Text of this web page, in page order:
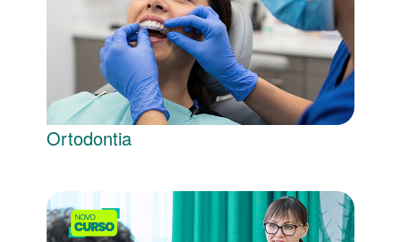
Ortodontia